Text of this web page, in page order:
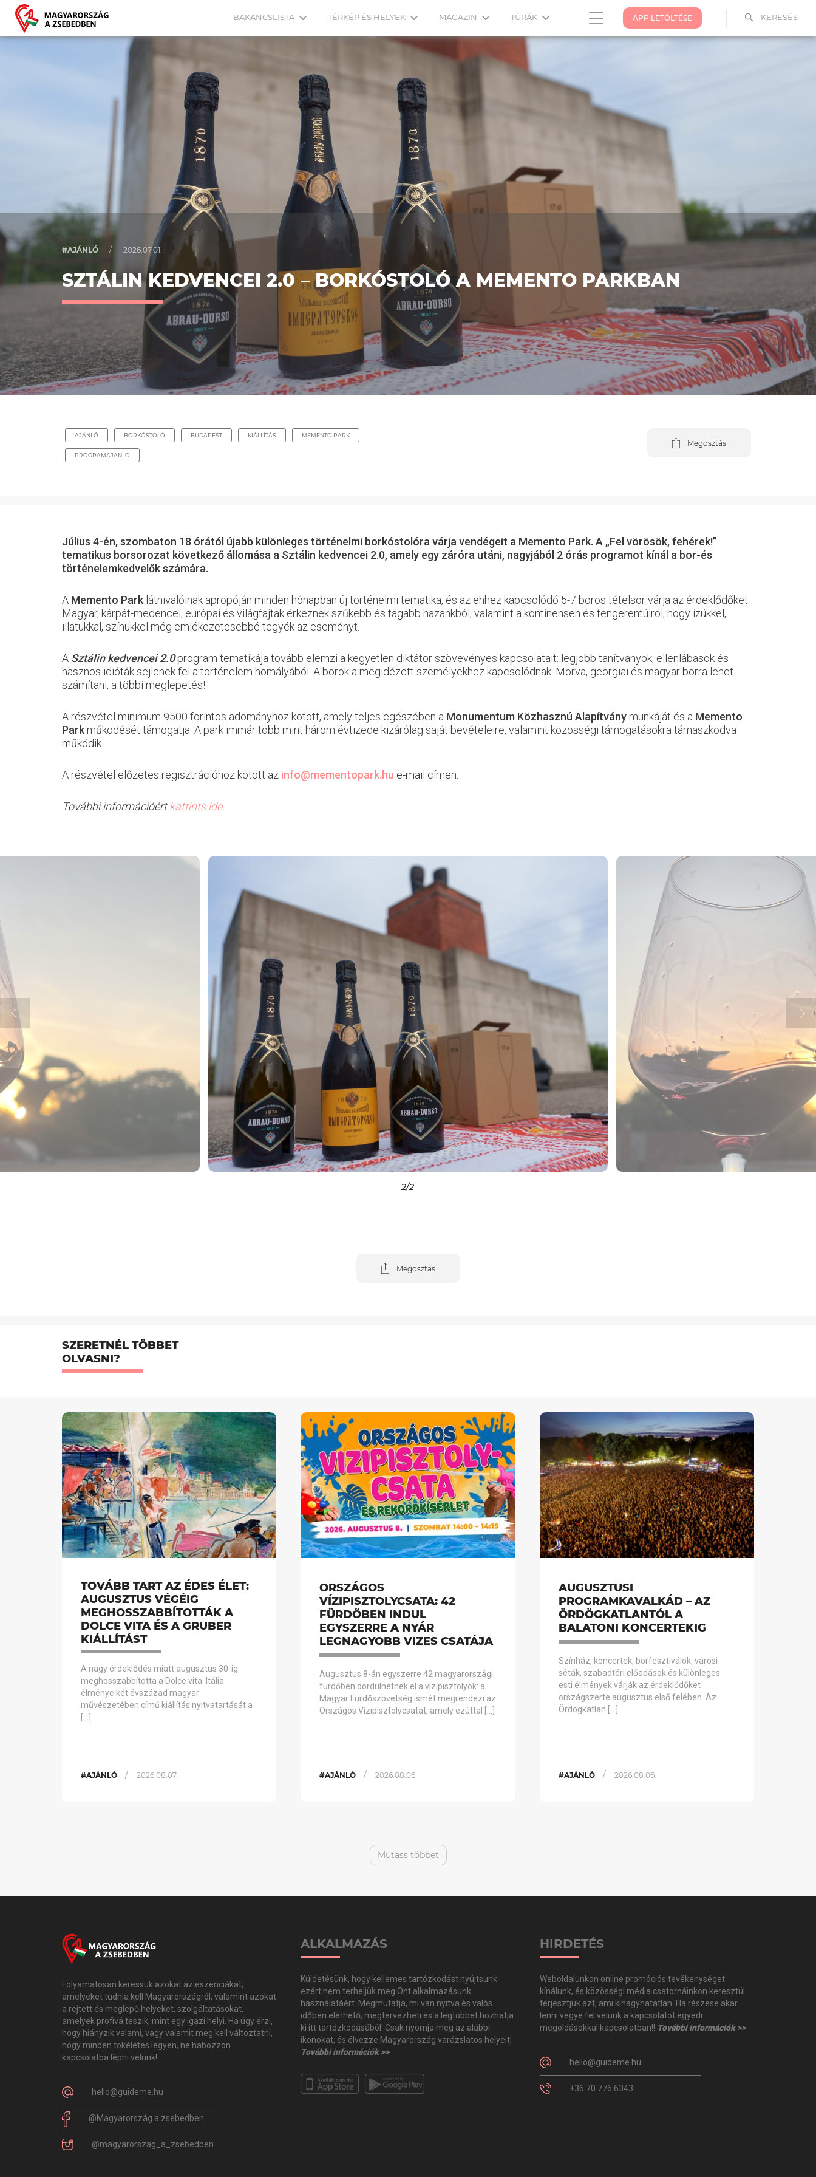
KERESÉS
APP LETÖLTÉSE
BAKANCSLISTA TÉRKÉP ÉS HELYEK MAGAZIN TÚRÁK
#AJÁNLÓ / 2026.07.01.
SZTÁLIN KEDVENCEI 2.0 – BORKÓSTOLÓ A MEMENTO PARKBAN
AJÁNLÓ BORKÓSTOLÓ BUDAPEST KIÁLLÍTÁS MEMENTO PARK
PROGRAMAJÁNLÓ
Megosztás
Július 4-én, szombaton 18 órától újabb különleges történelmi borkóstolóra várja vendégeit a Memento Park. A „Fel vörösök, fehérek!”
tematikus borsorozat következő állomása a Sztálin kedvencei 2.0, amely egy záróra utáni, nagyjából 2 órás programot kínál a bor-és
történelemkedvelők számára.
A Memento Park látnivalóinak apropóján minden hónapban új történelmi tematika, és az ehhez kapcsolódó 5-7 boros tételsor várja az érdeklődőket.
Magyar, kárpát-medencei, európai és világfajták érkeznek szűkebb és tágabb hazánkból, valamint a kontinensen és tengerentúlról, hogy ízükkel,
illatukkal, színükkel még emlékezetesebbé tegyék az eseményt.
A Sztálin kedvencei 2.0program tematikája tovább elemzi a kegyetlen diktátor szövevényes kapcsolatait: legjobb tanítványok, ellenlábasok és
hasznos idióták sejlenek fel a történelem homályából. A borok a megidézett személyekhez kapcsolódnak. Morva, georgiai és magyar borra lehet
számítani, a többi meglepetés!
A részvétel minimum 9500 forintos adományhoz kötött, amely teljes egészében a Monumentum Közhasznú Alapítvány munkáját és a Memento
Park működését támogatja. A park immár több mint három évtizede kizárólag saját bevételeire, valamint közösségi támogatásokra támaszkodva
működik.
A részvétel előzetes regisztrációhoz kötött az info@mementopark.hu e-mail címen.
További információértkattints ide.
2/2
Megosztás
SZERETNÉL TÖBBET
OLVASNI?
TOVÁBB TART AZ ÉDES ÉLET:
AUGUSZTUS VÉGÉIG
MEGHOSSZABBÍTOTTÁK A
DOLCE VITA ÉS A GRUBER
KIÁLLÍTÁST
A nagy érdeklődés miatt augusztus 30-ig
meghosszabbította a Dolce vita. Itália
élménye két évszázad magyar
művészetében című kiállítás nyitvatartását a
#AJÁNLÓ / 2026.08.07.
ORSZÁGOS
VÍZIPISZTOLYCSATA: 42
FÜRDŐBEN INDUL
EGYSZERRE A NYÁR
LEGNAGYOBB VIZES CSATÁJA
Augusztus 8-án egyszerre 42 magyarországi
fürdőben dördülhetnek el a vízipisztolyok: a
Magyar Fürdőszövetség ismét megrendezi az
Országos Vízipisztolycsatát, amely ezúttal […]
#AJÁNLÓ / 2026.08.06.
AUGUSZTUSI
PROGRAMKAVALKÁD – AZ
ÖRDÖGKATLANTÓL A
BALATONI KONCERTEKIG
Színház, koncertek, borfesztiválok, városi
séták, szabadtéri előadások és különleges
esti élmények várják az érdeklődőket
országszerte augusztus első felében. Az
Ördögkatlan […]
#AJÁNLÓ / 2026.08.06.
Mutass többet
Folyamatosan keressük azokat az eszenciákat,
amelyeket tudnia kell Magyarországról, valamint azokat
a rejtett és meglepő helyeket, szolgáltatásokat,
amelyek profivá teszik, mint egy igazi helyi. Ha úgy érzi,
hogy hiányzik valami, vagy valamit meg kell változtatni,
hogy minden tökéletes legyen, ne habozzon
kapcsolatba lépni velünk!
hello@guideme.hu
@Magyarország.a.zsebedben
@magyarorszag_a_zsebedben
ALKALMAZÁS
Küldetésünk, hogy kellemes tartózkodást nyújtsunk
ezért nem terheljük meg Önt alkalmazásunk
használatáért. Megmutatja, mi van nyitva és valós
időben elérhető, megtervezheti és a legtöbbet hozhatja
ki itt tartózkodásából. Csak nyomja meg az alábbi
ikonokat, és élvezze Magyarország varázslatos helyeit!
További információk >>
HIRDETÉS
Weboldalunkon online promóciós tevékenységet
kínálunk, és közösségi média csatornáinkon keresztül
terjesztjük azt, ami kihagyhatatlan. Ha részese akar
lenni vegye fel velünk a kapcsolatot egyedi
megoldásokkal kapcsolatban!! További információk >>
hello@guideme.hu
+36 70 776 6343